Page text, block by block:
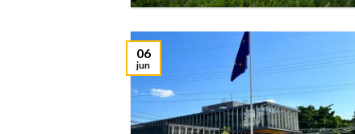
06
jun